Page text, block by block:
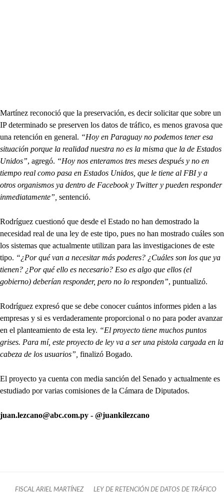
Martínez reconoció que la preservación, es decir solicitar que sobre un
IP determinado se preserven los datos de tráfico, es menos gravosa que
una retención en general. “Hoy en Paraguay no podemos tener esa
situación porque la realidad nuestra no es la misma que la de Estados
Unidos”, agregó. “Hoy nos enteramos tres meses después y no en
tiempo real como pasa en Estados Unidos, que le tiene al FBI y a
otros organismos ya dentro de Facebook y Twitter y pueden responder
inmediatamente”, sentenció.
Rodríguez cuestionó que desde el Estado no han demostrado la
necesidad real de una ley de este tipo, pues no han mostrado cuáles son
los sistemas que actualmente utilizan para las investigaciones de este
tipo. “¿Por qué van a necesitar más poderes? ¿Cuáles son los que ya
tienen? ¿Por qué ello es necesario? Eso es algo que ellos (el
gobierno) deberían responder, pero no lo responden”, puntualizó.
Rodríguez expresó que se debe conocer cuántos informes piden a las
empresas y si es verdaderamente proporcional o no para poder avanzar
en el planteamiento de esta ley. “El proyecto tiene muchos puntos
grises. Para mí, este proyecto de ley va a ser una pistola cargada en la
cabeza de los usuarios”, finalizó Bogado.
El proyecto ya cuenta con media sanción del Senado y actualmente es
estudiado por varias comisiones de la Cámara de Diputados.
juan.lezcano@abc.com.py - @juankilezcano
FISCAL ARIEL MARTÍNEZ LEY DE RETENCIÓN DE DATOS DE TRÁFICO